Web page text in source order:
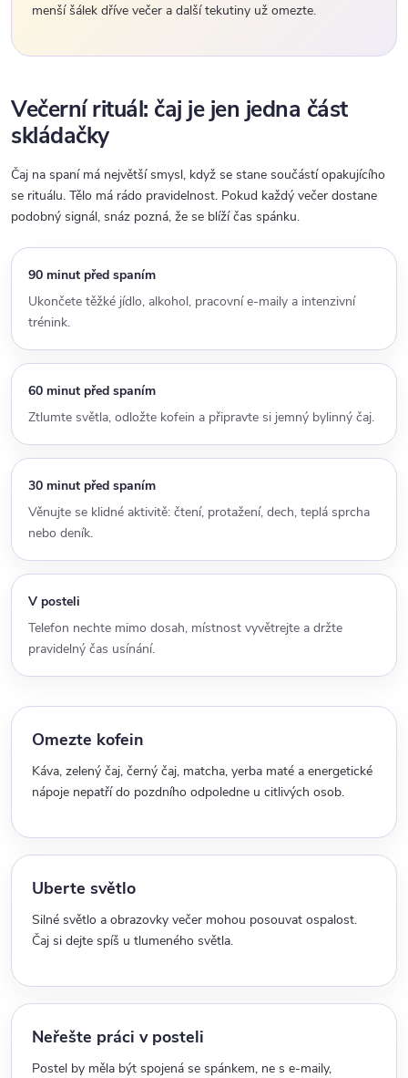
menší šálek dříve večer a další tekutiny už omezte.
Večerní rituál: čaj je jen jedna část
skládačky
Čaj na spaní má největší smysl, když se stane součástí opakujícího
se rituálu. Tělo má rádo pravidelnost. Pokud každý večer dostane
podobný signál, snáz pozná, že se blíží čas spánku.
90 minut před spaním
Ukončete těžké jídlo, alkohol, pracovní e-maily a intenzivní
trénink.
60 minut před spaním
Ztlumte světla, odložte kofein a připravte si jemný bylinný čaj.
30 minut před spaním
Věnujte se klidné aktivitě: čtení, protažení, dech, teplá sprcha
nebo deník.
V posteli
Telefon nechte mimo dosah, místnost vyvětrejte a držte
pravidelný čas usínání.
Omezte kofein
Káva, zelený čaj, černý čaj, matcha, yerba maté a energetické
nápoje nepatří do pozdního odpoledne u citlivých osob.
Uberte světlo
Silné světlo a obrazovky večer mohou posouvat ospalost.
Čaj si dejte spíš u tlumeného světla.
Neřešte práci v posteli
Postel by měla být spojená se spánkem, ne s e-maily,